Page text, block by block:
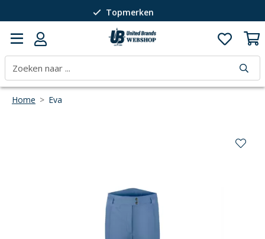
Topmerken
Passie voor wintersport
40 jaar expertise
Home > Eva